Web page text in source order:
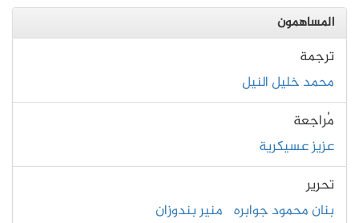
المساهمون
ترجمة
محمد خليل النيل
مُراجعة
عزيز عسيكرية
تحرير
بنان محمود جوابره منير بندوزان